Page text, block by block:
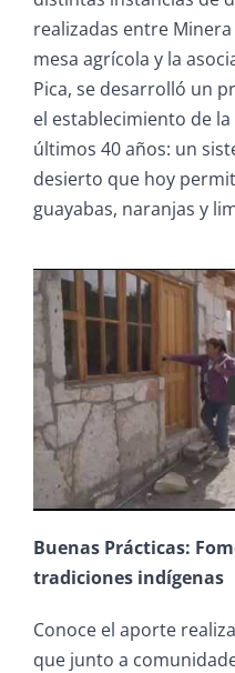
realizadas entre
mesa agrícola y la
Pica, se desarrolló un
el establecimiento de
últimos 40 años: un
desierto que hoy
guayabas, naranjas y
Buenas Prácticas:
tradiciones indígenas
Conoce el aporte
que junto a